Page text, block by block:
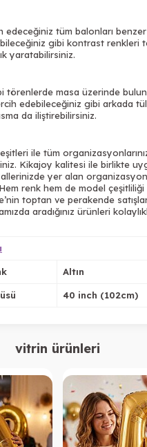
edeceğiniz tüm balonları benzer
gibi kontrast renkleri
yaratabilirsiniz.
törenlerde masa üzerinde
edebileceğiniz gibi arkada
da iliştirebilirsiniz.
ile tüm
Kikajoy kalitesi ile birlikte
yer alan
renk hem de model çeşitliliği
toptan ve perakende
aradığınız ürünleri
Altın
40 inch (102cm)
vitrin ürünleri